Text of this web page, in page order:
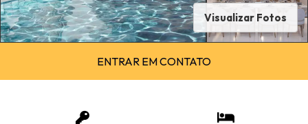
Visualizar Fotos
ENTRAR EM CONTATO